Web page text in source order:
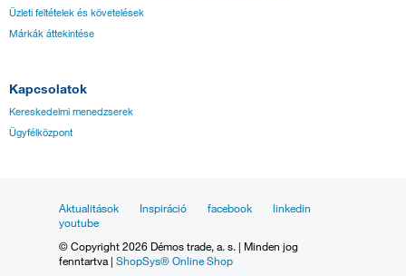
Üzleti feltételek és követelések
Márkák áttekintése
Kapcsolatok
Kereskedelmi menedzserek
Ügyfélközpont
Aktualitások Inspiráció facebook
linkedin
youtube
© Copyright 2026 Démos trade, a. s. | Minden jog
fenntartva | ShopSys® Online Shop